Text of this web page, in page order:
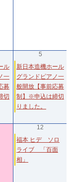
ル
一
募
切
5
新日本造機ホール
グランドピアノ一
般開放【事前応募
制】※申込は締切
りました。
12
福本 ヒデ ソロ
ライブ 「百面
相」